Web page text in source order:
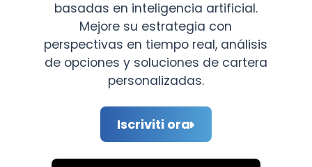
basadas en inteligencia artificial.
Mejore su estrategia con
perspectivas en tiempo real, análisis
de opciones y soluciones de cartera
personalizadas.
Iscriviti ora